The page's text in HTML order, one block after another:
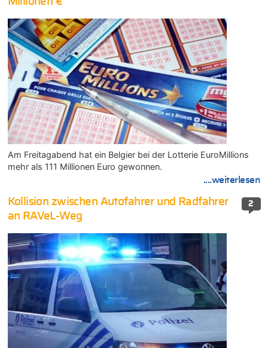
Am Freitagabend hat ein Belgier bei der Lotterie EuroMillions
mehr als 111 Millionen Euro gewonnen.
....weiterlesen
2
Kollision zwischen Autofahrer und Radfahrer
an RAVeL-Weg